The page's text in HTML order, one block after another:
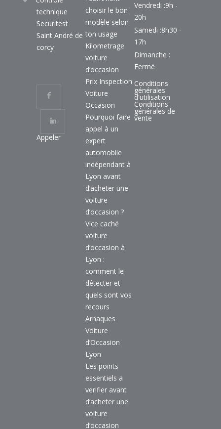
technique
Securitest
Saint André de
corcy
Appeler
choisir le bon
modèle selon
ton usage
Kilometrage
voiture
d’occasion
Prix Inspection
Voiture
Occasion
Pourquoi faire
appel à un
expert
automobile
indépendant à
Lyon avant
d’acheter une
voiture
d’occasion ?
Vice caché
voiture
d’occasion à
Lyon :
comment le
détecter et
quels sont vos
recours
Arnaques
Voiture
d’Occasion
Lyon
Les points
essentiels a
verifier avant
d’acheter une
voiture
d’occasion
Vendredi :9h -
20h
Samedi :8h30 -
17h
Dimanche :
Fermé
Conditions
générales
d'utilisation
Conditions
générales de
vente